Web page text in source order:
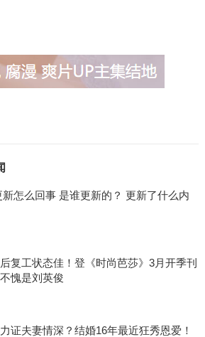
怎么回事 是谁更新的？ 更新了什么内
复工状态佳！登《时尚芭莎》3月开季刊
愧是刘英俊
证夫妻情深？结婚16年最近狂秀恩爱！